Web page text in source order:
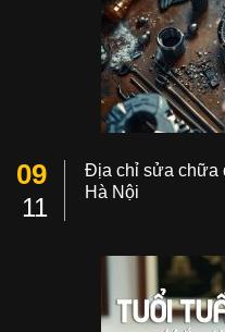
09
11
Địa chỉ sửa chữa
Hà Nội